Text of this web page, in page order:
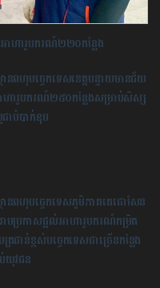
អាហារូបករណ៍២២០កន្លែង
ានពហុបច្ចេកទេស​ខេត្តបន្ទាយមានជ័យ
ហារូបករណ៍២៥០កន្លែង​សម្រាប់សិស្ស
ជាប់បាក់ឌុប
ថានពហុបច្ចេកទេសភូមិភាគតេជោសែន
បប្រកាស​ផ្ដល់អាហារូបករណ៍កម្រិត
រជាន់ខ្ពស់បច្ចេកទេស​ជាច្រើន​កន្លែង
យុវជន